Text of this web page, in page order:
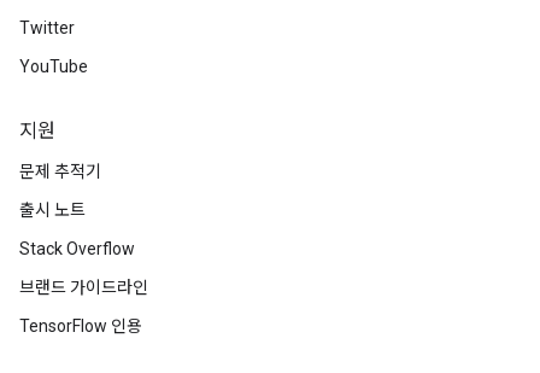
Twitter
YouTube
지원
문제 추적기
출시 노트
Stack Overflow
브랜드 가이드라인
TensorFlow 인용